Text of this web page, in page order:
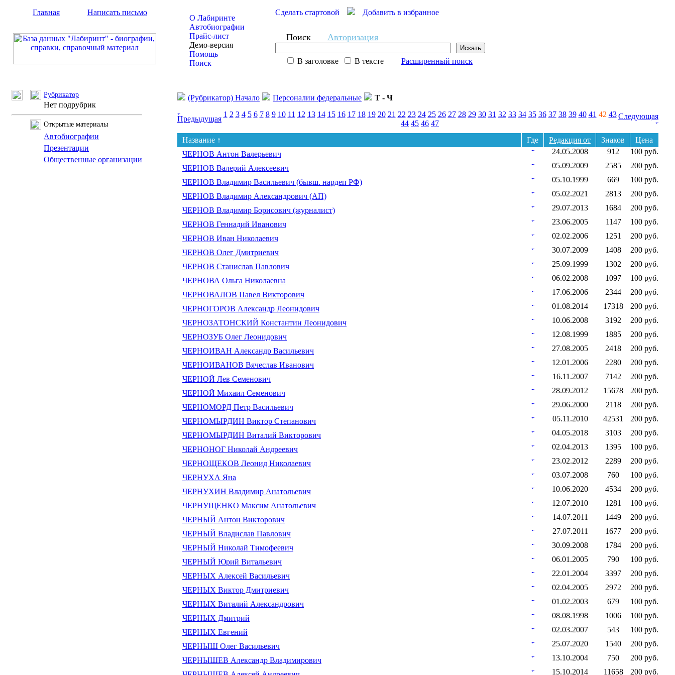
Главная Написать письмо
О Лабиринте
Автобиографии
Прайс-лист
Демо-версия
Помощь
Поиск
Сделать стартовой Добавить в избранное
Поиск Авторизация
В заголовке В тексте Расширенный поиск
Рубрикатор
Нет подрубрик
Открытые материалы
Автобиографии
Презентации
Общественные организации
(Рубрикатор) Начало Персоналии федеральные Т - Ч
Предыдущая
1 2 3 4 5 6 7 8 9 10 11 12 13 14 15 16 17 18 19 20 21 22 23 24 25 26 27 28 29 30 31 32 33 34 35 36 37 38 39 40 41 42 43
44 45 46 47
Следующая
Название ↑ Где Редакция от Знаков
Цена
ЧЕРНОВ Антон Валерьевич
24.05.2008 912
100 руб.
ЧЕРНОВ Валерий Алексеевич
05.09.2009 2585
200 руб.
ЧЕРНОВ Владимиp Васильевич (бывш. нардеп РФ)
05.10.1999 669
100 руб.
ЧЕРНОВ Владимир Александрович (АП)
05.02.2021 2813
200 руб.
ЧЕРНОВ Владимир Борисович (журналист)
29.07.2013 1684
200 руб.
ЧЕРНОВ Геннадий Иванович
23.06.2005 1147
100 руб.
ЧЕРНОВ Иван Николаевич
02.02.2006 1251
200 руб.
ЧЕРНОВ Олег Дмитриевич
30.07.2009 1408
200 руб.
ЧЕРНОВ Станислав Павлович
25.09.1999 1302
200 руб.
ЧЕРНОВА Ольга Николаевна
06.02.2008 1097
100 руб.
ЧЕРНОВАЛОВ Павел Викторович
17.06.2006 2344
200 руб.
ЧЕРНОГОРОВ Александр Леонидович
01.08.2014 17318
200 руб.
ЧЕРНОЗАТОНСКИЙ Константин Леонидович
10.06.2008 3192
200 руб.
ЧЕРНОЗУБ Олег Леонидович
12.08.1999 1885
200 руб.
ЧЕРНОИВАН Александр Васильевич
27.08.2005 2418
200 руб.
ЧЕРНОИВАНОВ Вячеслав Иванович
12.01.2006 2280
200 руб.
ЧЕРНОЙ Лев Семенович
16.11.2007 7142
200 руб.
ЧЕРНОЙ Михаил Семенович
28.09.2012 15678
200 руб.
ЧЕРНОМОРД Петр Васильевич
29.06.2000 2118
200 руб.
ЧЕРНОМЫРДИН Виктор Степанович
05.11.2010 42531
200 руб.
ЧЕРНОМЫРДИН Виталий Викторович
04.05.2018 3103
200 руб.
ЧЕРНОНОГ Николай Андреевич
02.04.2013 1395
100 руб.
ЧЕРНОЩЕКОВ Леонид Николаевич
23.02.2012 2289
200 руб.
ЧЕРНУХА Яна
03.07.2008 760
100 руб.
ЧЕРНУХИН Владимир Анатольевич
10.06.2020 4534
200 руб.
ЧЕРНУЩЕНКО Максим Анатольевич
12.07.2010 1281
100 руб.
ЧЕРНЫЙ Антон Викторович
14.07.2011 1449
200 руб.
ЧЕРНЫЙ Владислав Павлович
27.07.2011 1677
200 руб.
ЧЕРНЫЙ Николай Тимофеевич
30.09.2008 1784
200 руб.
ЧЕРНЫЙ Юрий Витальевич
06.01.2005 790
100 руб.
ЧЕРНЫХ Алексей Васильевич
22.01.2004 3397
200 руб.
ЧЕРНЫХ Виктор Дмитриевич
02.04.2005 2972
200 руб.
ЧЕРНЫХ Виталий Александрович
01.02.2003 679
100 руб.
ЧЕРНЫХ Дмитрий
08.08.1998 1006
100 руб.
ЧЕРНЫХ Евгений
02.03.2007 543
100 руб.
ЧЕРНЫШ Олег Васильевич
25.07.2020 1540
200 руб.
ЧЕРНЫШЕВ Александр Владимирович
13.10.2004 750
200 руб.
15.10.2014 11658 200 руб.